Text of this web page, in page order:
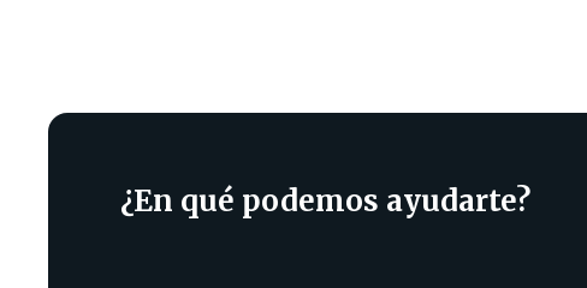
¿En qué podemos ayudarte?